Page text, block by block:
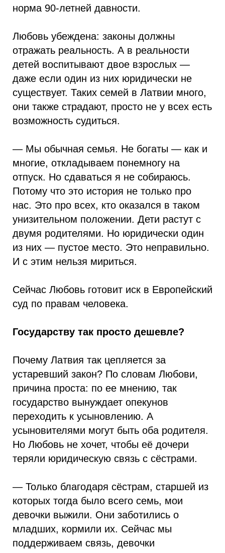
норма 90-летней давности.
Любовь убеждена: законы должны
отражать реальность. А в реальности
детей воспитывают двое взрослых —
даже если один из них юридически не
существует. Таких семей в Латвии много,
они также страдают, просто не у всех есть
возможность судиться.
— Мы обычная семья. Не богаты — как и
многие, откладываем понемногу на
отпуск. Но сдаваться я не собираюсь.
Потому что это история не только про
нас. Это про всех, кто оказался в таком
унизительном положении. Дети растут с
двумя родителями. Но юридически один
из них — пустое место. Это неправильно.
И с этим нельзя мириться.
Сейчас Любовь готовит иск в Европейский
суд по правам человека.
Государству так просто дешевле?
Почему Латвия так цепляется за
устаревший закон? По словам Любови,
причина проста: по ее мнению, так
государство вынуждает опекунов
переходить к усыновлению. А
усыновителями могут быть оба родителя.
Но Любовь не хочет, чтобы её дочери
теряли юридическую связь с сёстрами.
— Только благодаря сёстрам, старшей из
которых тогда было всего семь, мои
девочки выжили. Они заботились о
младших, кормили их. Сейчас мы
поддерживаем связь, девочки